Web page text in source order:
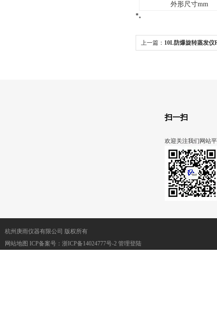
外形尺寸mm
*。
上一篇： 10L防爆旋转蒸发仪
扫一扫
欢迎关注我们网站
杭州庚雨仪器有限公司 版权所有
网站地图 ICP备案号： 浙ICP备14024777号-2 管理登陆